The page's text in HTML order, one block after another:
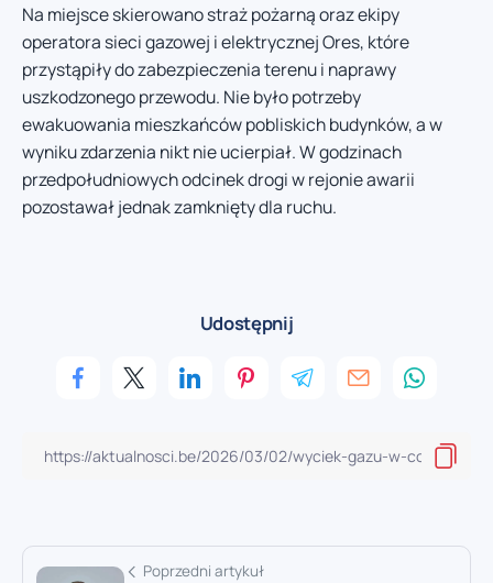
Na miejsce skierowano straż pożarną oraz ekipy
operatora sieci gazowej i elektrycznej Ores, które
przystąpiły do zabezpieczenia terenu i naprawy
uszkodzonego przewodu. Nie było potrzeby
ewakuowania mieszkańców pobliskich budynków, a w
wyniku zdarzenia nikt nie ucierpiał. W godzinach
przedpołudniowych odcinek drogi w rejonie awarii
pozostawał jednak zamknięty dla ruchu.
Udostępnij
Poprzedni artykuł